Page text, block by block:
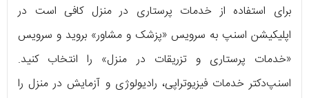
برای استفاده از خدمات پرستاری در منزل کافی است در
اپلیکیشن اسنپ به سرویس «پزشک و مشاور» بروید و سرویس
«خدمات پرستاری و تزریقات در منزل» را انتخاب کنید.
اسنپ‌دکتر خدمات فیزیوتراپی، رادیولوژی و آزمایش در منزل را